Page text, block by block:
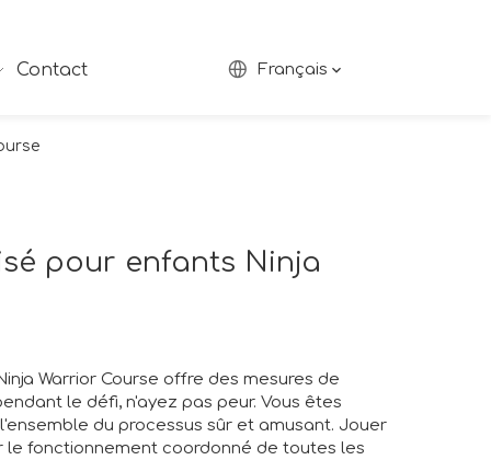
Contact Français
pour enfants Ninja
Warrior Course offre des mesures de
le défi, n'ayez pas peur. Vous êtes
du processus sûr et amusant. Jouer
le fonctionnement coordonné de toutes les